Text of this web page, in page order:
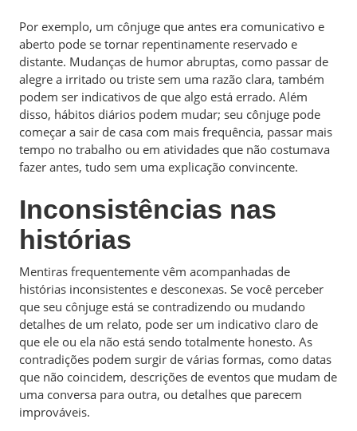
Por exemplo, um cônjuge que antes era comunicativo e
aberto pode se tornar repentinamente reservado e
distante. Mudanças de humor abruptas, como passar de
alegre a irritado ou triste sem uma razão clara, também
podem ser indicativos de que algo está errado. Além
disso, hábitos diários podem mudar; seu cônjuge pode
começar a sair de casa com mais frequência, passar mais
tempo no trabalho ou em atividades que não costumava
fazer antes, tudo sem uma explicação convincente.
Inconsistências nas
histórias
Mentiras frequentemente vêm acompanhadas de
histórias inconsistentes e desconexas. Se você perceber
que seu cônjuge está se contradizendo ou mudando
detalhes de um relato, pode ser um indicativo claro de
que ele ou ela não está sendo totalmente honesto. As
contradições podem surgir de várias formas, como datas
que não coincidem, descrições de eventos que mudam de
uma conversa para outra, ou detalhes que parecem
improváveis.